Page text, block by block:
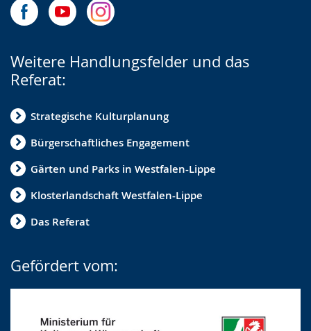
Weitere Handlungsfelder und das
Referat:
Strategische Kulturplanung
Bürgerschaftliches Engagement
Gärten und Parks in Westfalen-Lippe
Klosterlandschaft Westfalen-Lippe
Das Referat
Gefördert vom: